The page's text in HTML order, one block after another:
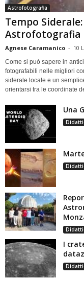
Astrofotografia
Tempo
Astrofotografia
Agnese Caramanico - 10
Come si può sapere in
fotografabili nelle migliori
siderale locale e un
orientarsi tra le coordinate
Una
I